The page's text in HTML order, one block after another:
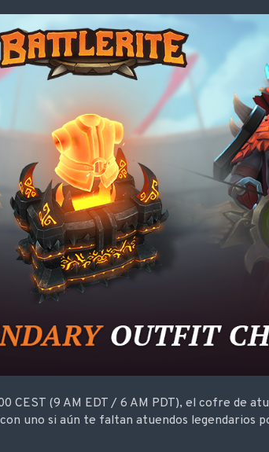
CEST (9 AM EDT / 6 AM PDT), el cofre de
uno si aún te faltan atuendos legendarios